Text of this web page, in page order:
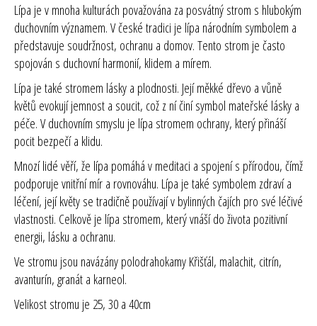
Lípa je v mnoha kulturách považována za posvátný strom s hlubokým
duchovním významem. V české tradici je lípa národním symbolem a
představuje soudržnost, ochranu a domov. Tento strom je často
spojován s duchovní harmonií, klidem a mírem.
Lípa je také stromem lásky a plodnosti. Její měkké dřevo a vůně
květů evokují jemnost a soucit, což z ní činí symbol mateřské lásky a
péče. V duchovním smyslu je lípa stromem ochrany, který přináší
pocit bezpečí a klidu.
Mnozí lidé věří, že lípa pomáhá v meditaci a spojení s přírodou, čímž
podporuje vnitřní mír a rovnováhu. Lípa je také symbolem zdraví a
léčení, její květy se tradičně používají v bylinných čajích pro své léčivé
vlastnosti. Celkově je lípa stromem, který vnáší do života pozitivní
energii, lásku a ochranu.
Ve stromu jsou navázány polodrahokamy Křišťál, malachit, citrín,
avanturín, granát a karneol.
Velikost stromu je 25, 30 a 40cm